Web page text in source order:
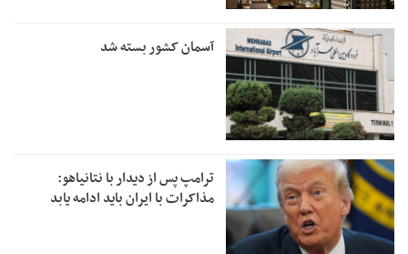
آسمان کشور بسته شد
ترامپ پس از دیدار با نتانیاهو:
مذاکرات با ایران باید ادامه یابد